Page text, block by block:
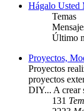
Hágalo
Temas
Último
Proyectos,
Proyectos
proyectos
DIY... A crear
131